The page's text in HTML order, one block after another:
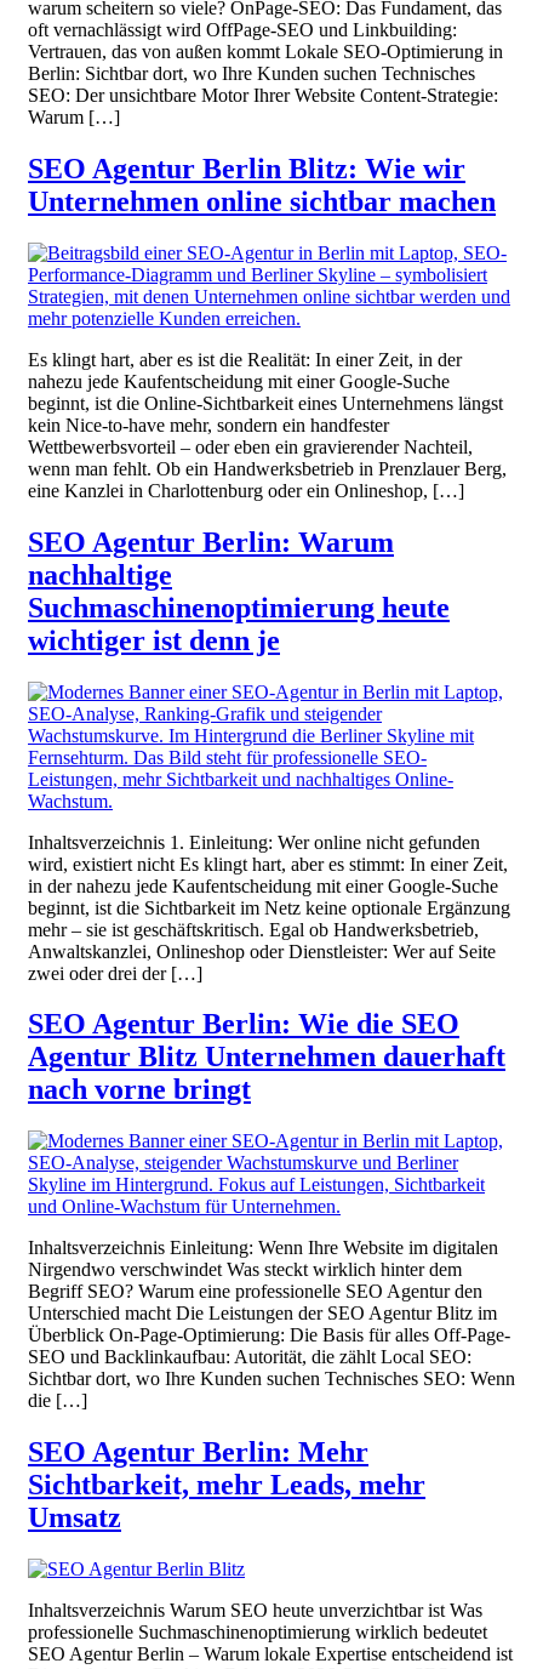
warum scheitern so viele? OnPage-SEO: Das Fundament, das
oft vernachlässigt wird OffPage-SEO und Linkbuilding:
Vertrauen, das von außen kommt Lokale SEO-Optimierung in
Berlin: Sichtbar dort, wo Ihre Kunden suchen Technisches
SEO: Der unsichtbare Motor Ihrer Website Content-Strategie:
Warum […]
SEO Agentur Berlin Blitz: Wie wir
Unternehmen online sichtbar machen
Es klingt hart, aber es ist die Realität: In einer Zeit, in der
nahezu jede Kaufentscheidung mit einer Google-Suche
beginnt, ist die Online-Sichtbarkeit eines Unternehmens längst
kein Nice-to-have mehr, sondern ein handfester
Wettbewerbsvorteil – oder eben ein gravierender Nachteil,
wenn man fehlt. Ob ein Handwerksbetrieb in Prenzlauer Berg,
eine Kanzlei in Charlottenburg oder ein Onlineshop, […]
SEO Agentur Berlin: Warum
nachhaltige
Suchmaschinenoptimierung heute
wichtiger ist denn je
Inhaltsverzeichnis 1. Einleitung: Wer online nicht gefunden
wird, existiert nicht Es klingt hart, aber es stimmt: In einer Zeit,
in der nahezu jede Kaufentscheidung mit einer Google-Suche
beginnt, ist die Sichtbarkeit im Netz keine optionale Ergänzung
mehr – sie ist geschäftskritisch. Egal ob Handwerksbetrieb,
Anwaltskanzlei, Onlineshop oder Dienstleister: Wer auf Seite
zwei oder drei der […]
SEO Agentur Berlin: Wie die SEO
Agentur Blitz Unternehmen dauerhaft
nach vorne bringt
Inhaltsverzeichnis Einleitung: Wenn Ihre Website im digitalen
Nirgendwo verschwindet Was steckt wirklich hinter dem
Begriff SEO? Warum eine professionelle SEO Agentur den
Unterschied macht Die Leistungen der SEO Agentur Blitz im
Überblick On-Page-Optimierung: Die Basis für alles Off-Page-
SEO und Backlinkaufbau: Autorität, die zählt Local SEO:
Sichtbar dort, wo Ihre Kunden suchen Technisches SEO: Wenn
die […]
SEO Agentur Berlin: Mehr
Sichtbarkeit, mehr Leads, mehr
Umsatz
Inhaltsverzeichnis Warum SEO heute unverzichtbar ist Was
professionelle Suchmaschinenoptimierung wirklich bedeutet
SEO Agentur Berlin – Warum lokale Expertise entscheidend ist